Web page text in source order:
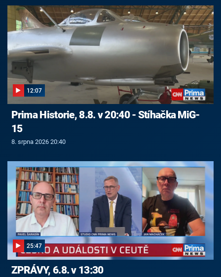
12:07
Prima Historie, 8.8. v 20:40 - Stíhačka MiG-
15
8. srpna 2026 20:40
25:47
ZPRÁVY, 6.8. v 13:30